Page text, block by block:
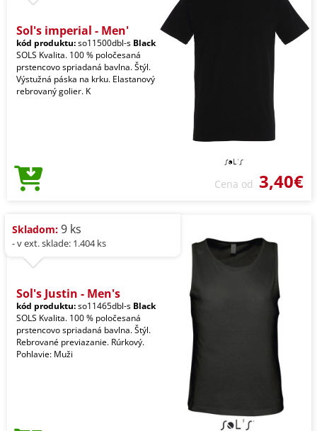
Sol's imperial - Men'
kód produktu:so11500dbl-s Black
SOLS Kvalita. 100 % poločesaná
prstencovo spriadaná bavlna. Štýl.
Výstužná páska na krku. Elastanový
rebrovaný golier. K
Cena od 3,40€
Skladom: 9 ks
- v ext. sklade: 1.404 ks
Sol's Justin - Men's
kód produktu:so11465dbl-s Black
SOLS Kvalita. 100 % poločesaná
prstencovo spriadaná bavlna. Štýl.
Rebrované previazanie. Rúrkový.
Pohlavie: Muži